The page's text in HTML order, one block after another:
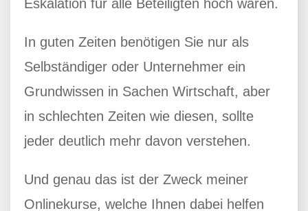
Eskalation für alle Beteiligten hoch wären.
In guten Zeiten benötigen Sie nur als
Selbständiger oder Unternehmer ein
Grundwissen in Sachen Wirtschaft, aber
in schlechten Zeiten wie diesen, sollte
jeder deutlich mehr davon verstehen.
Und genau das ist der Zweck meiner
Onlinekurse, welche Ihnen dabei helfen